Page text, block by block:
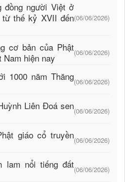
đồng người Việt ở
thế kỷ XVII đến(06/06/2026)
cơ bản của Phật
Nam hiện nay
(06/06/2026)
1000 năm Thăng(06/06/2026)
Liên Đoá sen(06/06/2026)
giáo cổ truyền(06/06/2026)
lam nổi tiếng đất(06/06/2026)